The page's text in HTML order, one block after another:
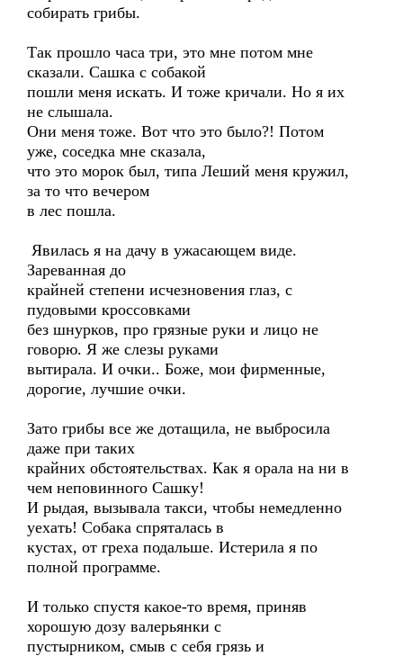
собирать грибы.
Так прошло часа три, это мне потом мне
сказали. Сашка с собакой
пошли меня искать. И тоже кричали. Но я их
не слышала.
Они меня тоже. Вот что это было?! Потом
уже, соседка мне сказала,
что это морок был, типа Леший меня кружил,
за то что вечером
в лес пошла.
Явилась я на дачу в ужасающем виде.
Зареванная до
крайней степени исчезновения глаз, с
пудовыми кроссовками
без шнурков, про грязные руки и лицо не
говорю. Я же слезы руками
вытирала. И очки.. Боже, мои фирменные,
дорогие, лучшие очки.
Зато грибы все же дотащила, не выбросила
даже при таких
крайних обстоятельствах. Как я орала на ни в
чем неповинного Сашку!
И рыдая, вызывала такси, чтобы немедленно
уехать! Собака спряталась в
кустах, от греха подальше. Истерила я по
полной программе.
И только спустя какое-то время, приняв
хорошую дозу валерьянки с
пустырником, смыв с себя грязь и